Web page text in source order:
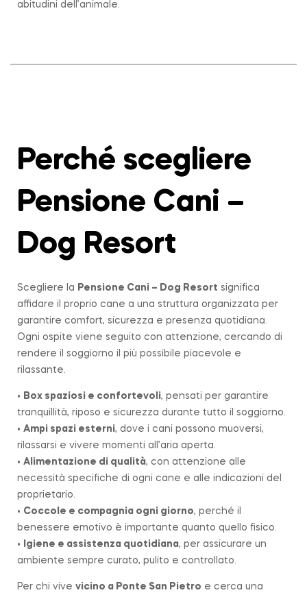
abitudini dell’animale.
Perché scegliere
Pensione Cani –
Dog Resort
Scegliere la Pensione Cani – Dog Resort significa
affidare il proprio cane a una struttura organizzata per
garantire comfort, sicurezza e presenza quotidiana.
Ogni ospite viene seguito con attenzione, cercando di
rendere il soggiorno il più possibile piacevole e
rilassante.
• Box spaziosi e confortevoli, pensati per garantire
tranquillità, riposo e sicurezza durante tutto il soggiorno.
• Ampi spazi esterni, dove i cani possono muoversi,
rilassarsi e vivere momenti all’aria aperta.
• Alimentazione di qualità, con attenzione alle
necessità specifiche di ogni cane e alle indicazioni del
proprietario.
• Coccole e compagnia ogni giorno, perché il
benessere emotivo è importante quanto quello fisico.
•
Igiene e assistenza quotidiana, per assicurare un
ambiente sempre curato, pulito e controllato.
Per chi vive vicino a Ponte San Pietro e cerca una